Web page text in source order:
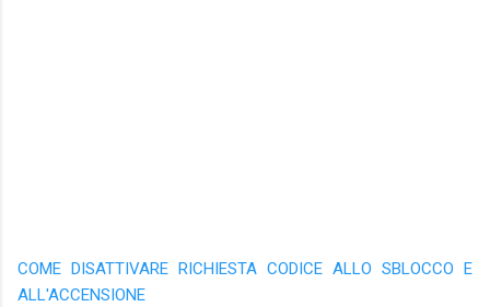
COME DISATTIVARE RICHIESTA CODICE ALLO SBLOCCO E
ALL'ACCENSIONE